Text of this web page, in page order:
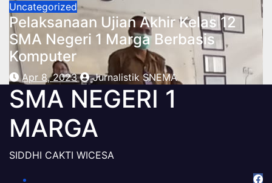
Uncategorized
Pelaksanaan Ujian Akhir Kelas 12
SMA Negeri 1 Marga Berbasis
Komputer
Apr 8, 2023 Jurnalistik SNEMA
SMA NEGERI 1
MARGA
SIDDHI CAKTI WICESA